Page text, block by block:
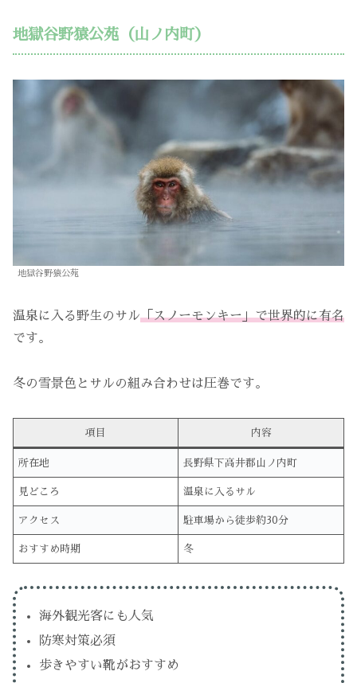
地獄谷野猿公苑（山ノ内町）
地獄谷野猿公苑
温泉に入る野生のサル「スノーモンキー」で世界的に有名
です。
冬の雪景色とサルの組み合わせは圧巻です。
項目 内容
所在地 長野県下高井郡山ノ内町
見どころ 温泉に入るサル
アクセス 駐車場から徒歩約30分
おすすめ時期 冬
海外観光客にも人気
防寒対策必須
歩きやすい靴がおすすめ